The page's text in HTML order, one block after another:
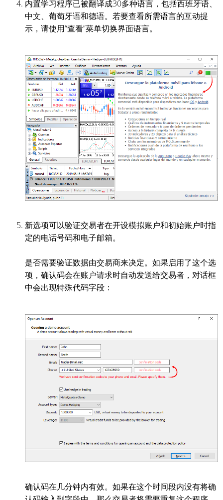
内置学习程序已被翻译成30多种语言，包括西班牙语、
中文、葡萄牙语和德语。若要查看所需语言的互动提
示，请使用“查看”菜单切换界面语言。
新选项可以验证交易者在开设模拟账户和初始账户时指
定的电话号码和电子邮箱。
是否需要验证数据由交易商来决定。如果启用了这个选
项，确认码会在账户请求时自动发送给交易者，对话框
中会出现特殊代码字段：
确认码在几分钟内有效。如果在这个时间段内没有将确